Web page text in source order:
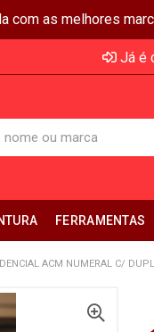
com as melhores
Já é
FERRAMENTAS
ACM NUMERAL C/